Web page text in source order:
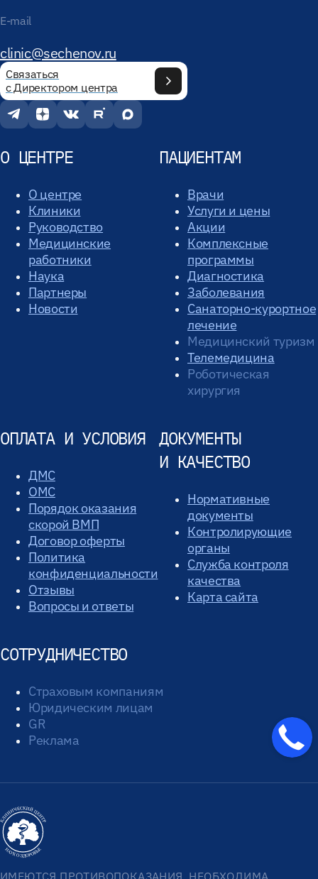
E-mail
clinic@sechenov.ru
Связаться
с Директором центра
О ЦЕНТРЕ
О центре
Клиники
Руководство
Медицинские
работники
Наука
Партнеры
Новости
ПАЦИЕНТАМ
Врачи
Услуги и цены
Акции
Комплексные
программы
Диагностика
Заболевания
Санаторно-курортное
лечение
Медицинский туризм
Телемедицина
Роботическая
хирургия
ОПЛАТА И УСЛОВИЯ
ДМС
ОМС
Порядок оказания
скорой ВМП
Договор оферты
Политика
конфиденциальности
Отзывы
Вопросы и ответы
ДОКУМЕНТЫ
И КАЧЕСТВО
Нормативные
документы
Контролирующие
органы
Служба контроля
качества
Карта сайта
СОТРУДНИЧЕСТВО
Страховым компаниям
Юридическим лицам
GR
Реклама
ИМЕЮТСЯ ПРОТИВОПОКАЗАНИЯ. НЕОБХОДИМА